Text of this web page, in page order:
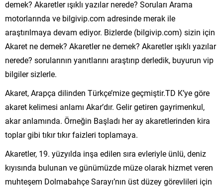
demek? Akaretler ışıklı yazılar nerede? Soruları Arama
motorlarında ve bilgivip.com adresinde merak ile
araştırılmaya devam ediyor. Bizlerde (bilgivip.com) sizin için
Akaret ne demek? Akaretler ne demek? Akaretler ışıklı yazılar
nerede? sorularının yanıtlarını araştırıp derledik, buyurun vip
bilgiler sizlerle.
Akaret, Arapça dilinden Türkçe’mize geçmiştir.TD K’ye göre
akaret kelimesi anlamı Akar’dır. Gelir getiren gayrimenkul,
akar anlamında. Örneğin Başladı her ay akaretlerinden kira
toplar gibi tıkır tıkır faizleri toplamaya.
Akaretler, 19. yüzyılda inşa edilen sıra evleriyle ünlü, deniz
kıyısında bulunan ve günümüzde müze olarak hizmet veren
muhteşem Dolmabahçe Sarayı’nın üst düzey görevlileri için